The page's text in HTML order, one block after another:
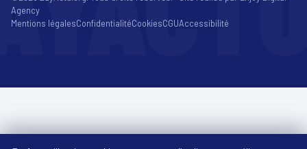
Agency
Mentions légalesConfidentialitéCookiesCGUAccessibilité